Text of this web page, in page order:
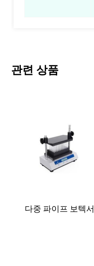
관련 상품
다중 파이프 보텍서